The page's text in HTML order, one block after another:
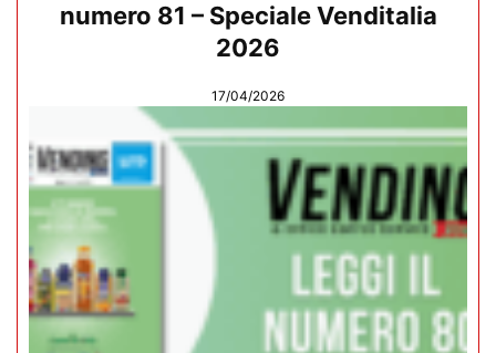
numero 81 – Speciale Venditalia
2026
17/04/2026